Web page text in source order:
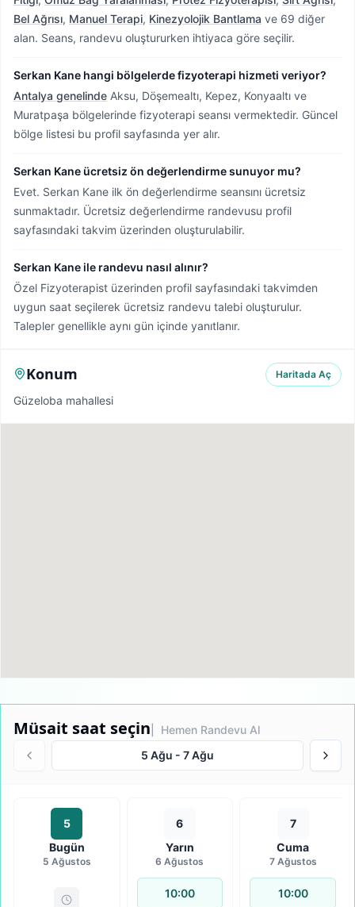
Bel Ağrısı, Manuel Terapi, Kinezyolojik Bantlama ve 69 diğer
alan. Seans, randevu oluştururken ihtiyaca göre seçilir.
Serkan Kane hangi bölgelerde fizyoterapi hizmeti veriyor?
Antalya genelinde Aksu, Döşemealtı, Kepez, Konyaaltı ve
Muratpaşa bölgelerinde fizyoterapi seansı vermektedir. Güncel
bölge listesi bu profil sayfasında yer alır.
Serkan Kane ücretsiz ön değerlendirme sunuyor mu?
Evet. Serkan Kane ilk ön değerlendirme seansını ücretsiz
sunmaktadır. Ücretsiz değerlendirme randevusu profil
sayfasındaki takvim üzerinden oluşturulabilir.
Serkan Kane ile randevu nasıl alınır?
Özel Fizyoterapist üzerinden profil sayfasındaki takvimden
uygun saat seçilerek ücretsiz randevu talebi oluşturulur.
Talepler genellikle aynı gün içinde yanıtlanır.
Konum
Güzeloba mahallesi
Haritada Aç
Müsait saat seçin | Hemen Randevu Al
5 Ağu - 7 Ağu
5
Bugün
5 Ağustos
6
Yarın
6 Ağustos
10:00
7
Cuma
7 Ağustos
10:00